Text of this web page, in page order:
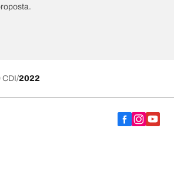
CDI 2022